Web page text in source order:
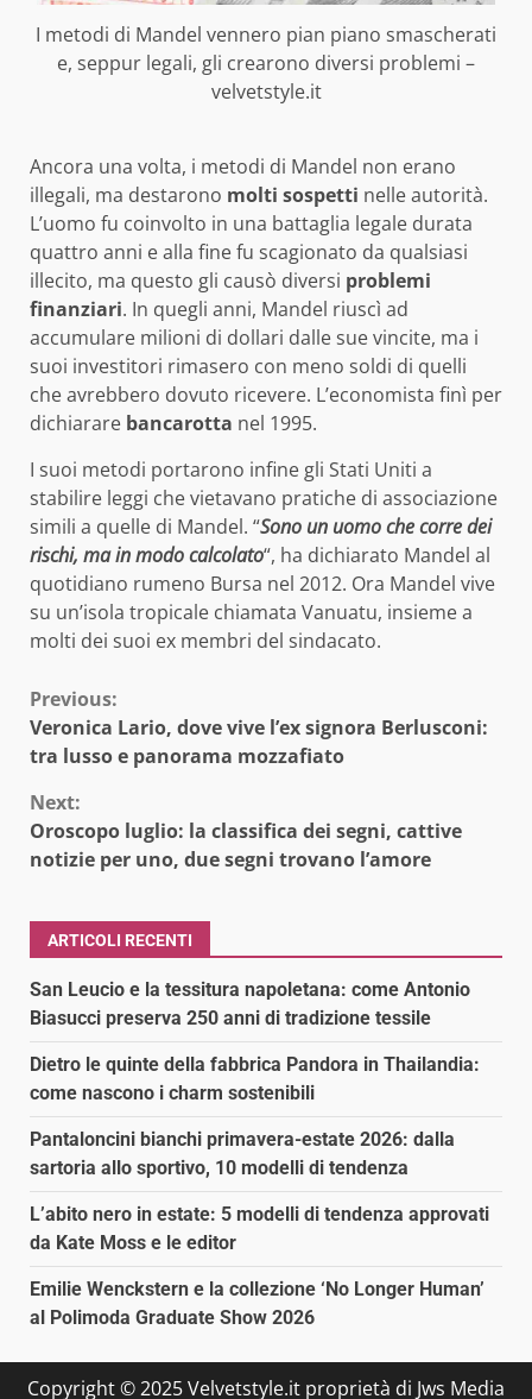
I metodi di Mandel vennero pian piano smascherati
e, seppur legali, gli crearono diversi problemi –
velvetstyle.it
Ancora una volta, i metodi di Mandel non erano
illegali, ma destarono molti sospetti nelle autorità.
L’uomo fu coinvolto in una battaglia legale durata
quattro anni e alla fine fu scagionato da qualsiasi
illecito, ma questo gli causò diversi problemi
finanziari. In quegli anni, Mandel riuscì ad
accumulare milioni di dollari dalle sue vincite, ma i
suoi investitori rimasero con meno soldi di quelli
che avrebbero dovuto ricevere. L’economista finì per
dichiarare bancarotta nel 1995.
I suoi metodi portarono infine gli Stati Uniti a
stabilire leggi che vietavano pratiche di associazione
simili a quelle di Mandel. “Sono un uomo che corre dei
rischi, ma in modo calcolato“, ha dichiarato Mandel al
quotidiano rumeno Bursa nel 2012. Ora Mandel vive
su un’isola tropicale chiamata Vanuatu, insieme a
molti dei suoi ex membri del sindacato.
Continue
Reading
Previous:
Veronica Lario, dove vive l’ex signora Berlusconi:
tra lusso e panorama mozzafiato
Next:
Oroscopo luglio: la classifica dei segni, cattive
notizie per uno, due segni trovano l’amore
ARTICOLI RECENTI
San Leucio e la tessitura napoletana: come Antonio
Biasucci preserva 250 anni di tradizione tessile
Dietro le quinte della fabbrica Pandora in Thailandia:
come nascono i charm sostenibili
Pantaloncini bianchi primavera-estate 2026: dalla
sartoria allo sportivo, 10 modelli di tendenza
L’abito nero in estate: 5 modelli di tendenza approvati
da Kate Moss e le editor
Emilie Wenckstern e la collezione ‘No Longer Human’
al Polimoda Graduate Show 2026
Copyright © 2025 Velvetstyle.it proprietà di Jws Media